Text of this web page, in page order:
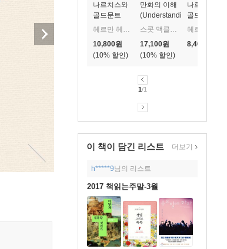
나르치스와
골드문트
헤르만 헤세 저/임홍배 역
10%
10,800원
만화의 이해
(Understanding
Comics) 스콧 맥클라우드 저/김낙호 역
10%
17,100원
나르치스와
골드문트 -
계문학전집
8,400
1/1
이 책이 담긴 리스트 더보기
h*****9님의 리스트
2017 책읽는주말-3월